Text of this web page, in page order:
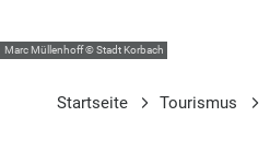
Marc Müllenhoff © Stadt Korbach
Startseite Tourismus